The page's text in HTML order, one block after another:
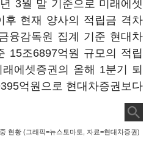
3월 말 기준으로 미래에셋
후 현재 양사의 적립금 격차
융감독원 집계 기준 현대차
15조6897억원 규모의 적립
에셋증권의 올해 1분기 퇴
억원으로 현대차증권보다
현황 (그래픽=뉴스토마토, 자료=현대차증권)